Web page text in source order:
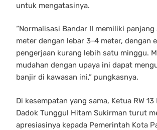
untuk mengatasinya.
“Normalisasi Bandar II memiliki
meter dengan lebar 3-4 meter, dengan
pengerjaan kurang lebih satu minggu.
mudahan dengan upaya ini dapat
banjir di kawasan ini,” pungkasnya.
Di kesempatan yang sama, Ketua RW 13
Dadok Tunggul Hitam Sukirman turut
apresiasinya kepada Pemerintah Kota